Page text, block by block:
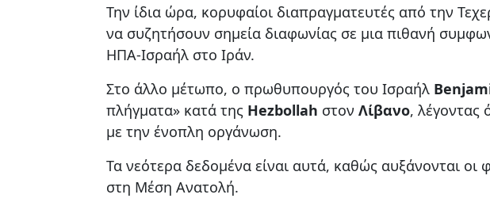
Την ίδια ώρα, κορυφαίοι διαπραγματευτές από την
να συζητήσουν σημεία διαφωνίας σε μια πιθανή
ΗΠΑ-Ισραήλ στο Ιράν.
Στο άλλο μέτωπο, ο πρωθυπουργός του Ισραήλ
πλήγματα» κατά της Hezbollah στον Λίβανο, λέγοντας
με την ένοπλη οργάνωση.
Τα νεότερα δεδομένα είναι αυτά, καθώς αυξάνονται οι
στη Μέση Ανατολή.